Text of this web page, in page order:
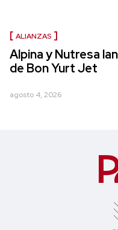
ALIANZAS
Alpina y Nutresa
de Bon Yurt Jet
agosto 4, 2026